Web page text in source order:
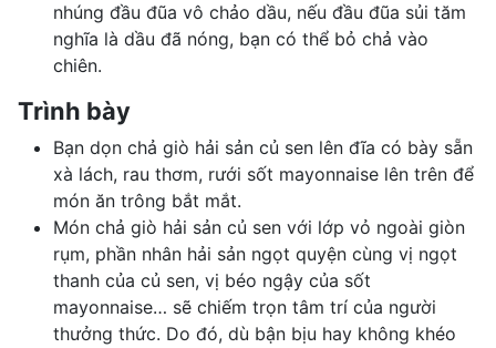
nhúng đầu đũa vô chảo dầu, nếu đầu đũa sủi tăm
nghĩa là dầu đã nóng, bạn có thể bỏ chả vào
chiên.
Trình bày
Bạn dọn chả giò hải sản củ sen lên đĩa có bày sẵn
xà lách, rau thơm, rưới sốt mayonnaise lên trên để
món ăn trông bắt mắt.
Món chả giò hải sản củ sen với lớp vỏ ngoài giòn
rụm, phần nhân hải sản ngọt quyện cùng vị ngọt
thanh của củ sen, vị béo ngậy của sốt
mayonnaise… sẽ chiếm trọn tâm trí của người
thưởng thức. Do đó, dù bận bịu hay không khéo